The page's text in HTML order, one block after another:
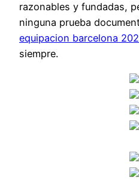
razonables y fundadas,
ninguna prueba
equipacion barcelona
siempre.